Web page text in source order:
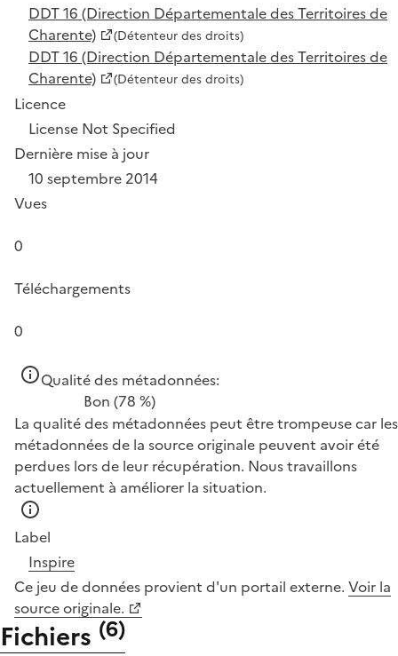
DDT 16 (Direction Départementale des Territoires de
Charente)
(Détenteur des droits)
DDT 16 (Direction Départementale des Territoires de
Charente)
(Détenteur des droits)
Licence
License Not Specified
Dernière mise à jour
10 septembre 2014
Vues
0
Téléchargements
0
Qualité des métadonnées:
Bon (78 %)
La qualité des métadonnées peut être trompeuse car les
métadonnées de la source originale peuvent avoir été
perdues lors de leur récupération. Nous travaillons
actuellement à améliorer la situation.
Label
Inspire
Ce jeu de données provient d'un portail externe. Voir la
source originale.
Fichiers (6)